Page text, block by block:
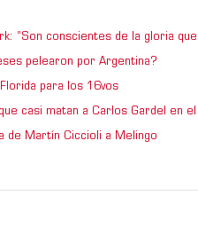
“Son conscientes de la gloria que
pelearon por Argentina?
para los 16vos
que casi matan a Carlos Gardel en
de Martín Ciccioli a Melingo